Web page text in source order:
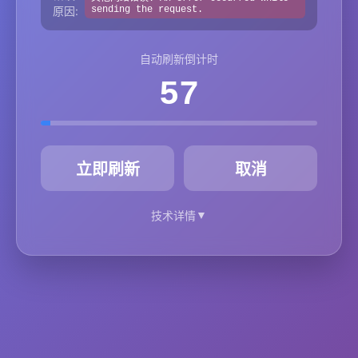
原因:
sending the request.
自动刷新倒计时
57
立即刷新 取消
技术详情▼